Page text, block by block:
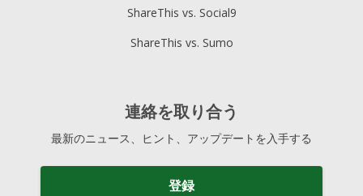
ShareThis vs. Social9
ShareThis vs. Sumo
連絡を取り合う
最新のニュース、ヒント、アップデートを入手する
登録